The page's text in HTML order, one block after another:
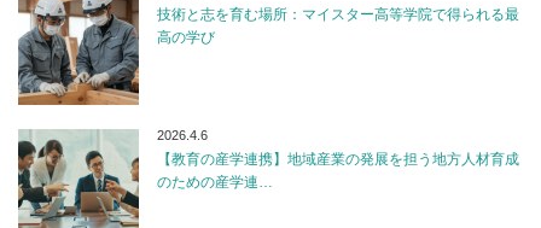
技術と志を育む場所：マイスター高等学院で得られる最
高の学び
2026.4.6
【教育の産学連携】地域産業の発展を担う地方人材育成
のための産学連…